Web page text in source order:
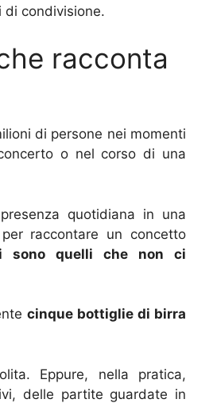
di condivisione.
racconta
di persone nei momenti
o nel corso di una
quotidiana in una
raccontare un concetto
sono quelli che non ci
cinque bottiglie di birra
Eppure, nella pratica,
delle partite guardate in